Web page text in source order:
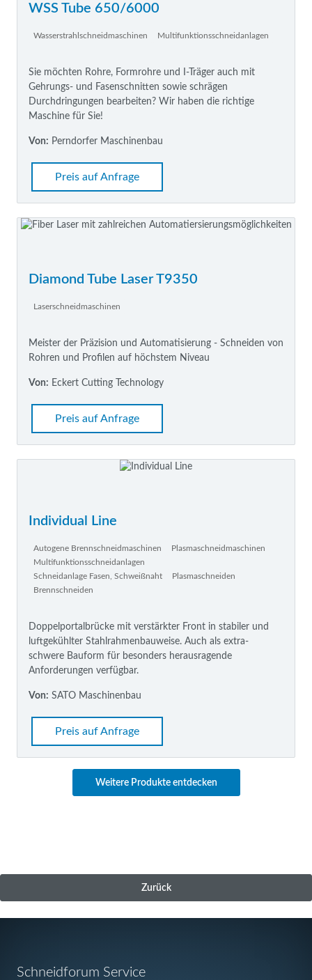
WSS Tube 650/6000
Wasserstrahlschneidmaschinen Multifunktionsschneidanlagen
Sie möchten Rohre, Formrohre und I-Träger auch mit
Gehrungs- und Fasenschnitten sowie schrägen
Durchdringungen bearbeiten? Wir haben die richtige
Maschine für Sie!
Von: Perndorfer Maschinenbau
Preis auf Anfrage
Diamond Tube Laser T9350
Laserschneidmaschinen
Meister der Präzision und Automatisierung - Schneiden von
Rohren und Profilen auf höchstem Niveau
Von: Eckert Cutting Technology
Preis auf Anfrage
Individual Line
Autogene Brennschneidmaschinen
Plasmaschneidmaschinen
Multifunktionsschneidanlagen
Schneidanlage Fasen, Schweißnaht
Plasmaschneiden
Brennschneiden
Doppelportalbrücke mit verstärkter Front in stabiler und
luftgekühlter Stahlrahmenbauweise. Auch als extra-
schwere Bauform für besonders herausragende
Anforderungen verfügbar.
Von: SATO Maschinenbau
Preis auf Anfrage
Weitere Produkte entdecken
Zurück
Schneidforum Service